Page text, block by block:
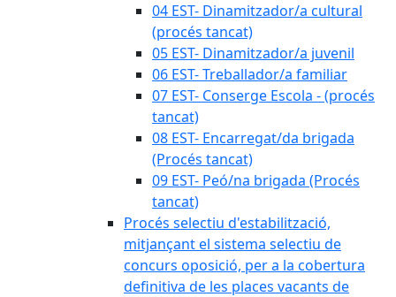
04 EST- Dinamitzador/a cultural
(procés tancat)
05 EST- Dinamitzador/a juvenil
06 EST- Treballador/a familiar
07 EST- Conserge Escola - (procés
tancat)
08 EST- Encarregat/da brigada
(Procés tancat)
09 EST- Peó/na brigada (Procés
tancat)
Procés selectiu d'estabilització,
mitjançant el sistema selectiu de
concurs oposició, per a la cobertura
definitiva de les places vacants de